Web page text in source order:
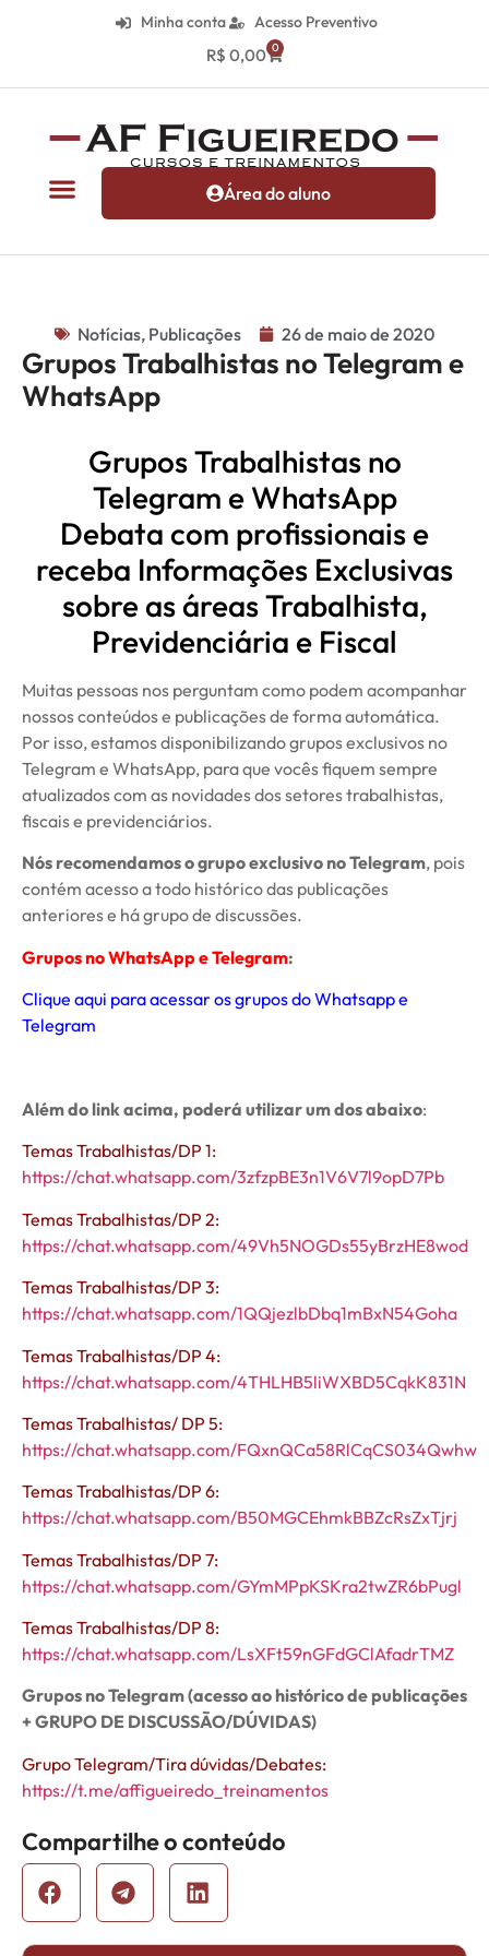
Minha conta Acesso Preventivo
R$ 0,00 0
Área do aluno
Notícias, Publicações 26 de maio de 2020
Grupos Trabalhistas no Telegram e
WhatsApp
Grupos Trabalhistas no
Telegram e WhatsApp
Debata com profissionais e
receba Informações Exclusivas
sobre as áreas Trabalhista,
Previdenciária e Fiscal
Muitas pessoas nos perguntam como podem acompanhar
nossos conteúdos e publicações de forma automática.
Por isso, estamos disponibilizando grupos exclusivos no
Telegram e WhatsApp, para que vocês fiquem sempre
atualizados com as novidades dos setores trabalhistas,
fiscais e previdenciários.
Nós recomendamos o grupo exclusivo no Telegram, pois
contém acesso a todo histórico das publicações
anteriores e há grupo de discussões.
Grupos no WhatsApp e Telegram:
Clique aqui para acessar os grupos do Whatsapp e
Telegram
Além do link acima, poderá utilizar um dos abaixo:
Temas Trabalhistas/DP 1:
https://chat.whatsapp.com/3zfzpBE3n1V6V7l9opD7Pb
Temas Trabalhistas/DP 2:
https://chat.whatsapp.com/49Vh5NOGDs55yBrzHE8wod
Temas Trabalhistas/DP 3:
https://chat.whatsapp.com/1QQjezlbDbq1mBxN54Goha
Temas Trabalhistas/DP 4:
https://chat.whatsapp.com/4THLHB5liWXBD5CqkK831N
Temas Trabalhistas/ DP 5:
https://chat.whatsapp.com/FQxnQCa58RlCqCS034Qwhw
Temas Trabalhistas/DP 6:
https://chat.whatsapp.com/B50MGCEhmkBBZcRsZxTjrj
Temas Trabalhistas/DP 7:
https://chat.whatsapp.com/GYmMPpKSKra2twZR6bPugl
Temas Trabalhistas/DP 8:
https://chat.whatsapp.com/LsXFt59nGFdGClAfadrTMZ
Grupos no Telegram (acesso ao histórico de publicações
+ GRUPO DE DISCUSSÃO/DÚVIDAS)
Grupo Telegram/Tira dúvidas/Debates:
https://t.me/affigueiredo_treinamentos
Compartilhe o conteúdo